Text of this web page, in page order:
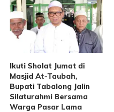
Ikuti Sholat Jumat di
Masjid At-Taubah,
Bupati Tabalong Jalin
Silaturahmi Bersama
Warga Pasar Lama